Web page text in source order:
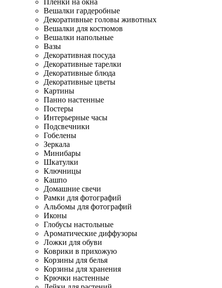
Пленки на окна
Вешалки гардеробные
Декоративные головы животных
Вешалки для костюмов
Вешалки напольные
Вазы
Декоративная посуда
Декоративные тарелки
Декоративные блюда
Декоративные цветы
Картины
Панно настенные
Постеры
Интерьерные часы
Подсвечники
Гобелены
Зеркала
Минибары
Шкатулки
Ключницы
Кашпо
Домашние свечи
Рамки для фотографий
Альбомы для фотографий
Иконы
Глобусы настольные
Ароматические диффузоры
Ложки для обуви
Коврики в прихожую
Корзины для белья
Корзины для хранения
Крючки настенные